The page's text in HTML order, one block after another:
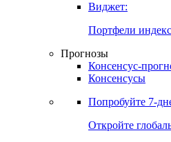
Виджет:
Портфели
Прогнозы
Консенсус-
Консенсусы
Попробуйте 7-
Откройте